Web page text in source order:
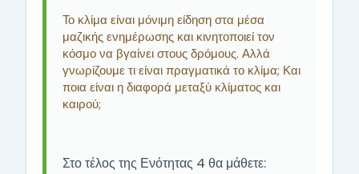
Το κλίμα είναι μόνιμη είδηση στα μέσα
μαζικής ενημέρωσης και κινητοποιεί τον
κόσμο να βγαίνει στους δρόμους. Αλλά
γνωρίζουμε τι είναι πραγματικά το κλίμα; Και
ποια είναι η διαφορά μεταξύ κλίματος και
καιρού;
Στο τέλος της Ενότητας 4 θα μάθετε: